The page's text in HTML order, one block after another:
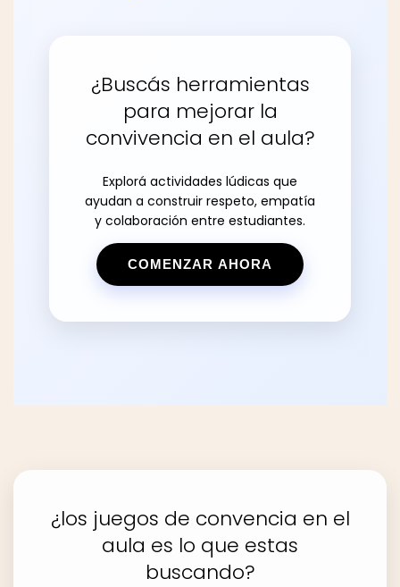
¿Buscás herramientas
para mejorar la
convivencia en el aula?
Explorá actividades lúdicas que
ayudan a construir respeto, empatía
y colaboración entre estudiantes.
COMENZAR AHORA
¿los juegos de convencia en el
aula es lo que estas
buscando?